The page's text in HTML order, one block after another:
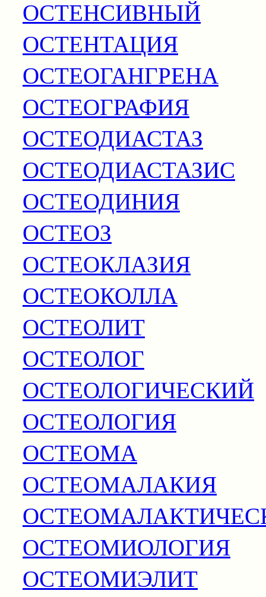
ОСТЕНСИВНЫЙ
ОСТЕНТАЦИЯ
ОСТЕОГАНГРЕНА
ОСТЕОГРАФИЯ
ОСТЕОДИАСТАЗ
ОСТЕОДИАСТАЗИС
ОСТЕОДИНИЯ
ОСТЕОЗ
ОСТЕОКЛАЗИЯ
ОСТЕОКОЛЛА
ОСТЕОЛИТ
ОСТЕОЛОГ
ОСТЕОЛОГИЧЕСКИЙ
ОСТЕОЛОГИЯ
ОСТЕОМА
ОСТЕОМАЛАКИЯ
ОСТЕОМИОЛОГИЯ
ОСТЕОМИЭЛИТ